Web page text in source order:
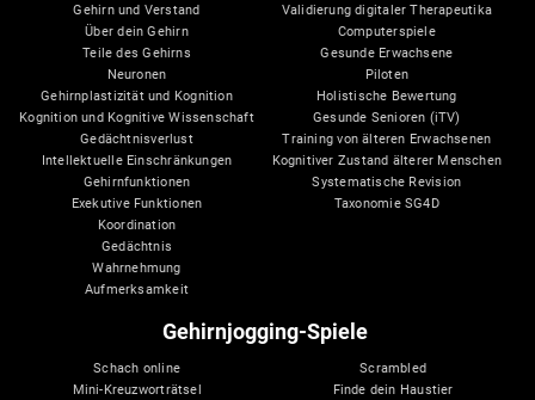
Gehirn und Verstand
Über dein Gehirn
Teile des Gehirns
Neuronen
Gehirnplastizität und Kognition
Kognition und Kognitive Wissenschaft
Gedächtnisverlust
Intellektuelle Einschränkungen
Gehirnfunktionen
Exekutive Funktionen
Koordination
Gedächtnis
Wahrnehmung
Aufmerksamkeit
Validierung digitaler Therapeutika
Computerspiele
Gesunde Erwachsene
Piloten
Holistische Bewertung
Gesunde Senioren (iTV)
Training von älteren Erwachsenen
Kognitiver Zustand älterer Menschen
Systematische Revision
Taxonomie SG4D
Gehirnjogging-Spiele
Schach online
Mini-Kreuzworträtsel
Scrambled
Finde dein Haustier